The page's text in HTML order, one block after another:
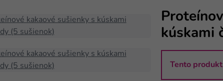
kúskami
Tento